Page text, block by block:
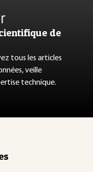
de
tous les articles
veille
technique.